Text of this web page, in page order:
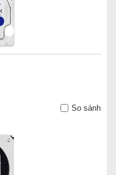
So sánh